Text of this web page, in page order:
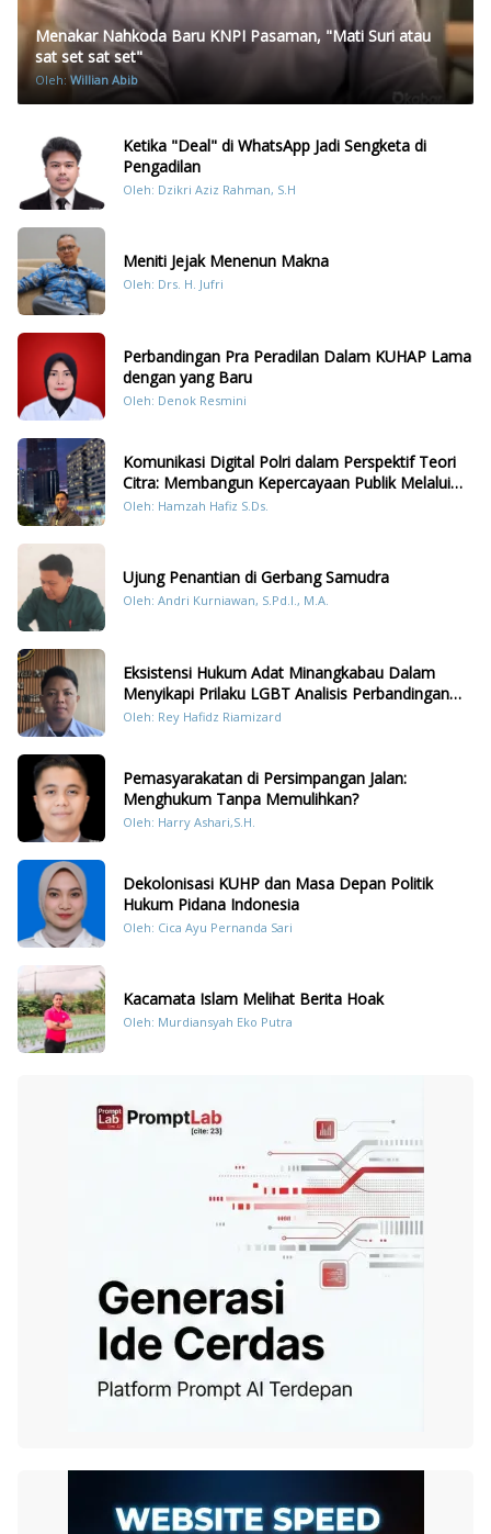
Menakar Nahkoda Baru KNPI Pasaman, "Mati Suri atau
sat set sat set"
Oleh:Willian Abib
Ketika "Deal" di WhatsApp Jadi Sengketa di
Pengadilan
Oleh: Dzikri Aziz Rahman, S.H
Meniti Jejak Menenun Makna
Oleh: Drs. H. Jufri
Perbandingan Pra Peradilan Dalam KUHAP Lama
dengan yang Baru
Oleh: Denok Resmini
Komunikasi Digital Polri dalam Perspektif Teori
Citra: Membangun Kepercayaan Publik Melalui
Konten Humanis Kesiapsiagaan Bencana di
Oleh: Hamzah Hafiz S.Ds.
Ujung Penantian di Gerbang Samudra
Oleh: Andri Kurniawan, S.Pd.I., M.A.
Eksistensi Hukum Adat Minangkabau Dalam
Menyikapi Prilaku LGBT Analisis Perbandingan
Dengan Hukum Pidana
Oleh: Rey Hafidz Riamizard
Pemasyarakatan di Persimpangan Jalan:
Menghukum Tanpa Memulihkan?
Oleh: Harry Ashari,S.H.
Dekolonisasi KUHP dan Masa Depan Politik
Hukum Pidana Indonesia
Oleh: Cica Ayu Pernanda Sari
Kacamata Islam Melihat Berita Hoak
Oleh: Murdiansyah Eko Putra